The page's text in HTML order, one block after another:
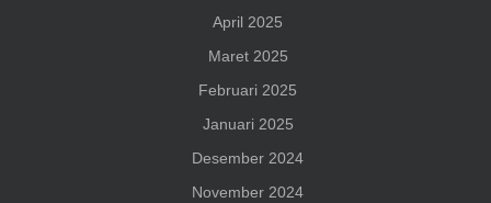
April 2025
Maret 2025
Februari 2025
Januari 2025
Desember 2024
November 2024